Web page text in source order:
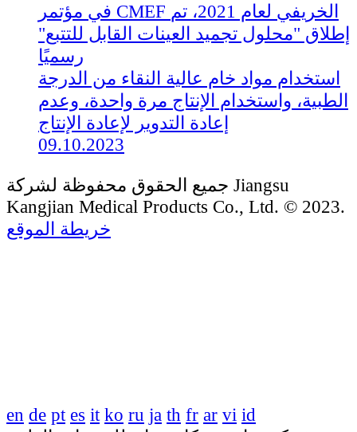
في مؤتمر CMEF الخريفي لعام 2021، تم
إطلاق "محلول تجميد العينات القابل للتتبع"
رسميًا
استخدام مواد خام عالية النقاء من الدرجة
الطبية، واستخدام الإنتاج مرة واحدة، وعدم
إعادة التدوير لإعادة الإنتاج
09.10.2023
جميع الحقوق محفوظة لشركة Jiangsu
Kangjian Medical Products Co., Ltd. © 2023.
خريطة الموقع
en de pt es it ko ru ja th fr ar vi id